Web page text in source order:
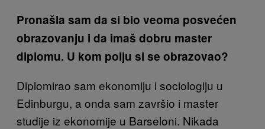
Pronašla sam da si bio veoma posvećen
obrazovanju i da imaš dobru master
diplomu. U kom polju si se obrazovao?
Diplomirao sam ekonomiju i sociologiju u
Edinburgu, a onda sam završio i master
studije iz ekonomije u Barseloni. Nikada